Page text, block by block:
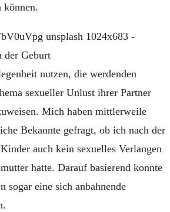
können.
nutzen, die werdenden
sexueller Unlust ihrer Partner
Mich haben mittlerweile
Bekannte gefragt, ob ich nach der
auch kein sexuelles Verlangen
hatte. Darauf basierend konnte
sogar eine sich anbahnende